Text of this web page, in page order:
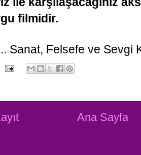
filmidir.
Sanat, Felsefe ve Sevgi
Ana Sayfa